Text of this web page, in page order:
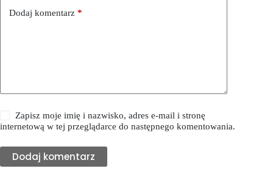
Dodaj komentarz *
Zapisz moje imię i nazwisko, adres e-mail i stronę
internetową w tej przeglądarce do następnego komentowania.
Dodaj komentarz